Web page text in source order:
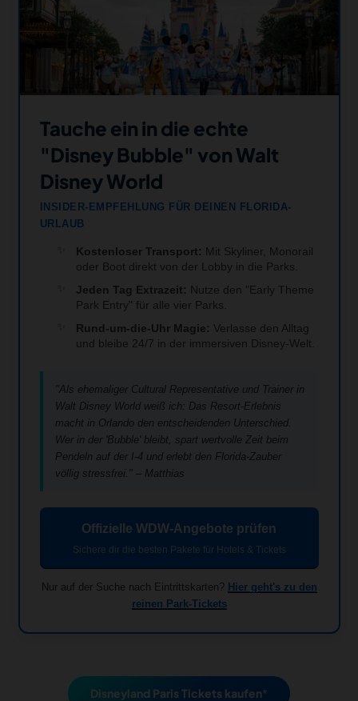
Tauche ein in die echte
"Disney Bubble" von Walt
Disney World
INSIDER-EMPFEHLUNG FÜR DEINEN FLORIDA-
URLAUB
Kostenloser Transport: Mit Skyliner, Monorail
oder Boot direkt von der Lobby in die Parks.
Jeden Tag Extrazeit: Nutze den "Early Theme
Park Entry" für alle vier Parks.
Rund-um-die-Uhr Magie: Verlasse den Alltag
und bleibe 24/7 in der immersiven Disney-Welt.
"Als ehemaliger Cultural Representative und Trainer in
Walt Disney World weiß ich: Das Resort-Erlebnis
macht in Orlando den entscheidenden Unterschied.
Wer in der 'Bubble' bleibt, spart wertvolle Zeit beim
Pendeln auf der I-4 und erlebt den Florida-Zauber
völlig stressfrei." – Matthias
Offizielle WDW-Angebote prüfen
Sichere dir die besten Pakete für Hotels & Tickets
Nur auf der Suche nach Eintrittskarten? Hier geht's zu den
reinen Park-Tickets
Disneyland Paris Tickets kaufen